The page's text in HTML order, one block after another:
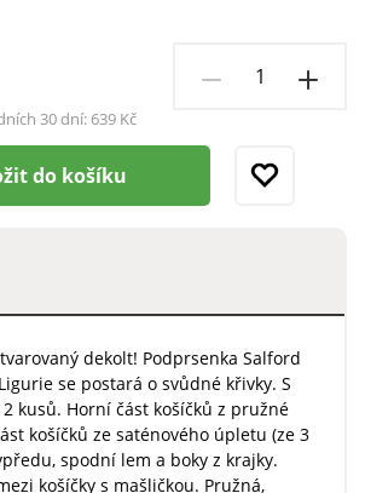
30 dní: 639 Kč
do košíku
dekolt! Podprsenka Salford
se postará o svůdné křivky. S
kusů. Horní část košíčků z pružné
košíčků ze saténového úpletu (ze 3
spodní lem a boky z krajky.
košíčky s mašličkou. Pružná,